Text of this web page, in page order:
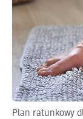
Plan ratunkowy